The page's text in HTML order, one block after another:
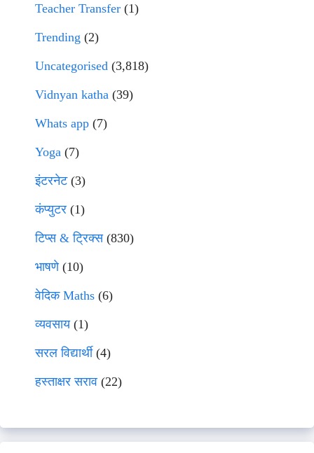
Teacher Transfer (1)
Trending (2)
Uncategorised (3,818)
Vidnyan katha (39)
Whats app (7)
Yoga (7)
इंटरनेट(3)
कंप्युटर (1)
टिप्स & ट्रिक्स(830)
भाषणे(10)
वेदिक Maths (6)
व्यवसाय(1)
सरल विद्यार्थी(4)
हस्ताक्षर सराव (22)